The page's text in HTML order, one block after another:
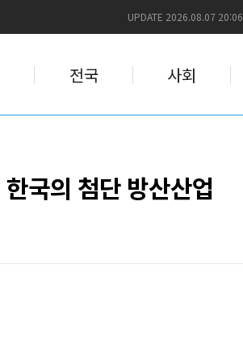
UPDATE 2026.08.07 20:06
전국 사회
국의 첨단 방산산업